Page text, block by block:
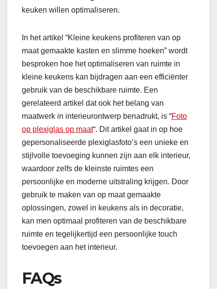
keuken willen optimaliseren.
In het artikel “Kleine keukens profiteren van op
maat gemaakte kasten en slimme hoeken” wordt
besproken hoe het optimaliseren van ruimte in
kleine keukens kan bijdragen aan een efficiënter
gebruik van de beschikbare ruimte. Een
gerelateerd artikel dat ook het belang van
maatwerk in interieurontwerp benadrukt, is “Foto
op plexiglas op maat“. Dit artikel gaat in op hoe
gepersonaliseerde plexiglasfoto’s een unieke en
stijlvolle toevoeging kunnen zijn aan elk interieur,
waardoor zelfs de kleinste ruimtes een
persoonlijke en moderne uitstraling krijgen. Door
gebruik te maken van op maat gemaakte
oplossingen, zowel in keukens als in decoratie,
kan men optimaal profiteren van de beschikbare
ruimte en tegelijkertijd een persoonlijke touch
toevoegen aan het interieur.
FAQs